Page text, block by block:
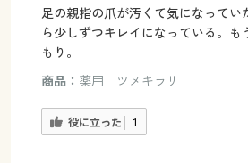
足の親指の爪が汚くて気になってい
ら少しずつキレイになっている。も
もり。
商品： 薬用 ツメキラリ
役に立った 1